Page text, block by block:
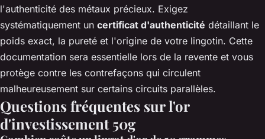
l'authenticité des métaux précieux. Exigez
systématiquement un certificat d'authenticité détaillant le
poids exact, la pureté et l'origine de votre lingotin. Cette
documentation sera essentielle lors de la revente et vous
protège contre les contrefaçons qui circulent
malheureusement sur certains circuits parallèles.
Questions fréquentes sur l'or
d'investissement 50g